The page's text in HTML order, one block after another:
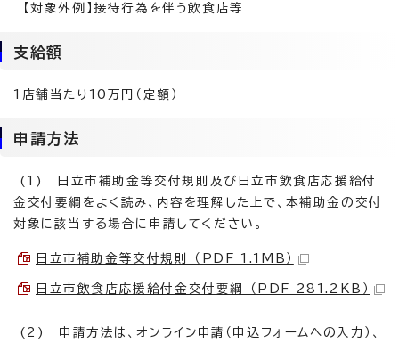
【対象外例】接待行為を伴う飲食店等
支給額
1店舗当たり10万円（定額）
申請方法
(1) 日立市補助金等交付規則及び日立市飲食店応援給付
金交付要綱をよく読み、内容を理解した上で、本補助金の交付
対象に該当する場合に申請してください。
日立市補助金等交付規則 （PDF 1.1MB）
日立市飲食店応援給付金交付要綱 （PDF 281.2KB）
(2) 申請方法は、オンライン申請（申込フォームへの入力）、